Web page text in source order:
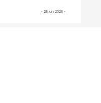
- 25 juin 2026 -